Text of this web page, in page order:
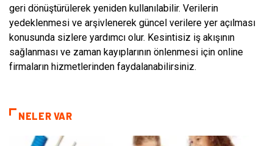
geri dönüştürülerek yeniden kullanılabilir. Verilerin
yedeklenmesi ve arşivlenerek güncel verilere yer açılması
konusunda sizlere yardımcı olur. Kesintisiz iş akışının
sağlanması ve zaman kayıplarının önlenmesi için online
firmaların hizmetlerinden faydalanabilirsiniz.
NELER VAR